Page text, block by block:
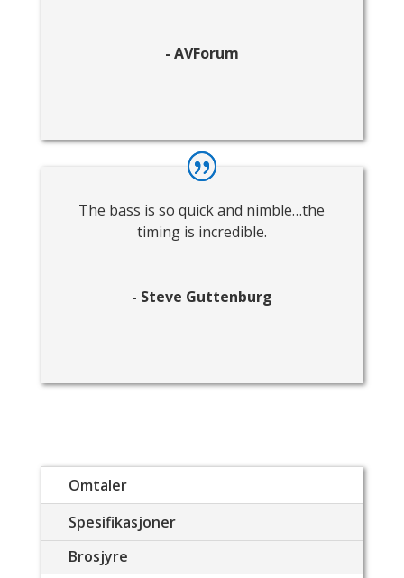
- AVForum
The bass is so quick and nimble…the
timing is incredible.
- Steve Guttenburg
Omtaler
Spesifikasjoner
Brosjyre